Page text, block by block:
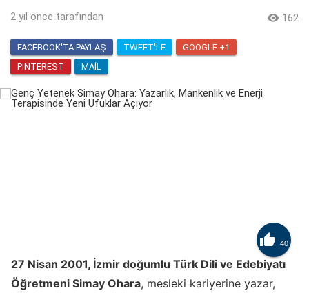
2 yıl önce tarafından  162
FACEBOOK'TA PAYLAŞ TWEET'LE
GOOGLE +1
PINTEREST
MAIL
 40
27 Nisan 2001, İzmir doğumlu Türk Dili ve Edebiyatı
Öğretmeni Simay Ohara, mesleki kariyerine yazar,